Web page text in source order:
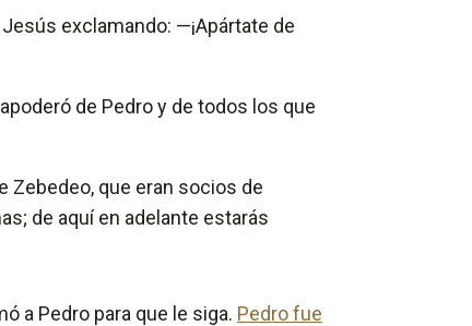
exclamando: —¡Apártate de
de Pedro y de todos los que
Zebedeo, que eran socios de
de aquí en adelante estarás
a Pedro para que le siga. Pedro fue